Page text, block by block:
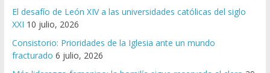
El desafío de León XIV a las universidades católicas del siglo
XXI 10 julio, 2026
Consistorio: Prioridades de la Iglesia ante un mundo
fracturado 6 julio, 2026